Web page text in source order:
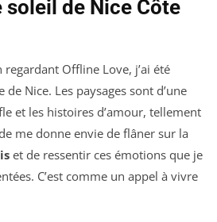
de Nice Côte
regardant Offline Love, j’ai été
Nice. Les paysages sont d’une
et les histoires d’amour, tellement
me donne envie de flâner sur la
et de ressentir ces émotions que je
C’est comme un appel à vivre